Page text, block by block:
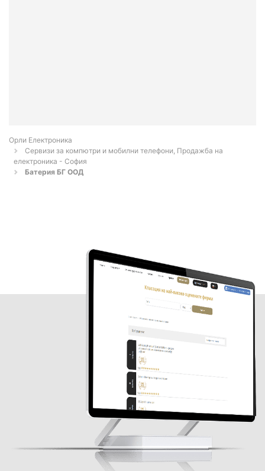
Орли Електроника
Сервизи за компютри и мобилни телефони, Продажба на
електроника - София
Батерия БГ ООД